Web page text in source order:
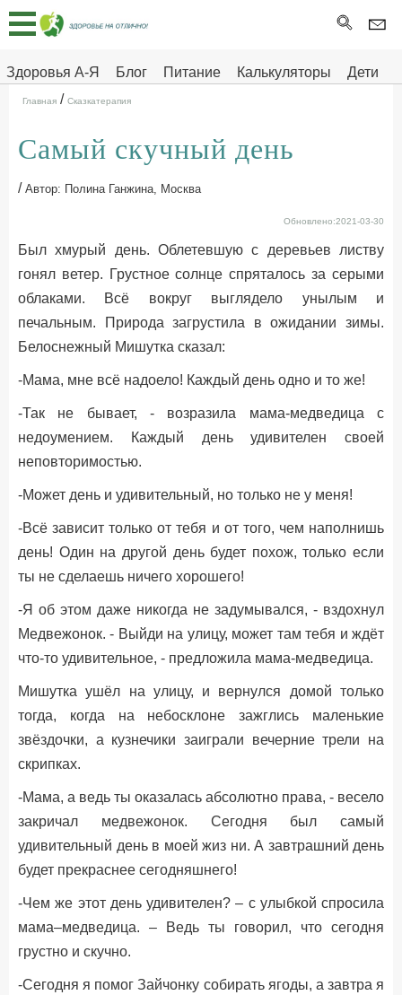
Здоровья А-Я Блог Питание Калькуляторы
Дети
Здоровье на отлично
Главная
Тесты
Про
ДЕТЯМ
Главная / Сказкатерапия
Самый скучный день
/ Автор: Полина Ганжина, Москва
Обновлено:2021-03-30
Был хмурый день. Облетевшую с деревьев листву
гонял ветер. Грустное солнце спряталось за серыми
облаками. Всё вокруг выглядело унылым и
печальным. Природа загрустила в ожидании зимы.
Белоснежный Мишутка сказал:
-Мама, мне всё надоело! Каждый день одно и то же!
-Так не бывает, - возразила мама-медведица с
недоумением. Каждый день удивителен своей
неповторимостью.
-Может день и удивительный, но только не у меня!
-Всё зависит только от тебя и от того, чем наполнишь
день! Один на другой день будет похож, только если
ты не сделаешь ничего хорошего!
-Я об этом даже никогда не задумывался, - вздохнул
Медвежонок. - Выйди на улицу, может там тебя и ждёт
что-то удивительное, - предложила мама-медведица.
Мишутка ушёл на улицу, и вернулся домой только
тогда, когда на небосклоне зажглись маленькие
звёздочки, а кузнечики заиграли вечерние трели на
скрипках.
-Мама, а ведь ты оказалась абсолютно права, - весело
закричал медвежонок. Сегодня был самый
удивительный день в моей жиз ни. А завтрашний день
будет прекраснее сегодняшнего!
-Чем же этот день удивителен? – с улыбкой спросила
мама–медведица. – Ведь ты говорил, что сегодня
грустно и скучно.
-Сегодня я помог Зайчонку собирать ягоды, а завтра я